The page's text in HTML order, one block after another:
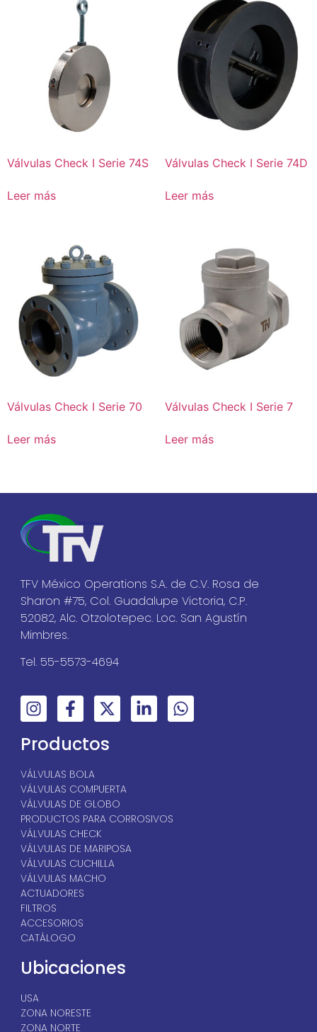
Válvulas Check I Serie 74S
Leer más
Válvulas Check I Serie 74D
Leer más
Válvulas Check I Serie 70
Leer más
Válvulas Check I Serie 7
Leer más
TFV México Operations S.A. de C.V. Rosa de
Sharon #75, Col. Guadalupe Victoria, C.P.
52082, Alc. Otzolotepec. Loc. San Agustín
Mimbres.
Tel. 55-5573-4694
Productos
VÁLVULAS BOLA
VÁLVULAS COMPUERTA
VÁLVULAS DE GLOBO
PRODUCTOS PARA CORROSIVOS
VÁLVULAS CHECK
VÁLVULAS DE MARIPOSA
VÁLVULAS CUCHILLA
VÁLVULAS MACHO
ACTUADORES
FILTROS
ACCESORIOS
CATÁLOGO
Ubicaciones
USA
ZONA NORESTE
ZONA NORTE